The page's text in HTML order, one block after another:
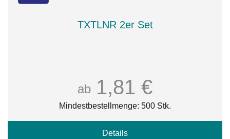
TXTLNR 2er Set
ab 1,81 €
Mindestbestellmenge: 500 Stk.
Details